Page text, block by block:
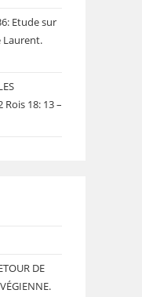
Etude sur
Laurent.
Rois 18: 13 –
DE